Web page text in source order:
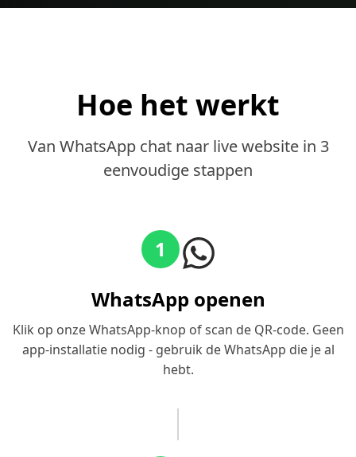
Hoe het werkt
Van WhatsApp chat naar live website in 3
eenvoudige stappen
1
WhatsApp openen
Klik op onze WhatsApp-knop of scan de QR-code. Geen
app-installatie nodig - gebruik de WhatsApp die je al
hebt.